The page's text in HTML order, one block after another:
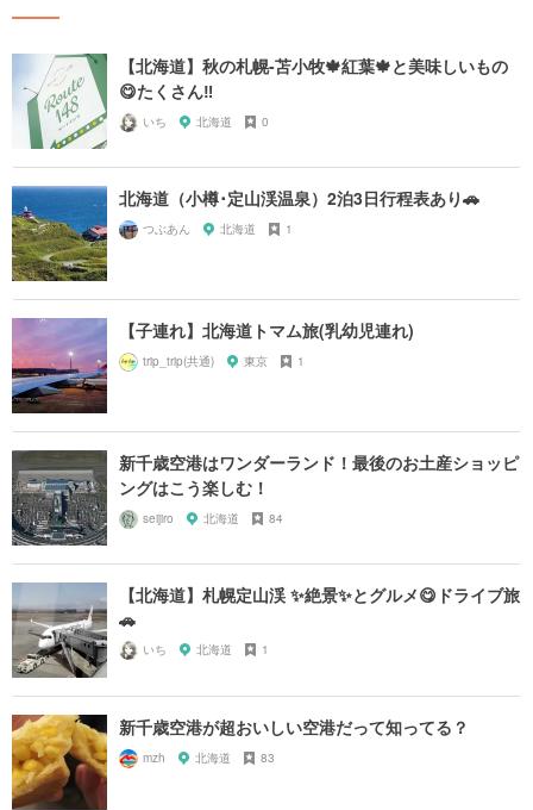
【北海道】秋の札幌-苫小牧🍁紅葉🍁と美味しいもの
😋たくさん‼️
いち 北海道 0
北海道（小樽･定山渓温泉）2泊3日行程表あり🚗
つぶあん 北海道 1
【子連れ】北海道トマム旅(乳幼児連れ)
trip_trip(共通) 東京 1
新千歳空港はワンダーランド！最後のお土産ショッピ
ングはこう楽しむ！
seijiro 北海道 84
【北海道】札幌定山渓 ✨絶景✨とグルメ😋ドライブ旅
🚗
いち 北海道 1
新千歳空港が超おいしい空港だって知ってる？
mzh 北海道 83